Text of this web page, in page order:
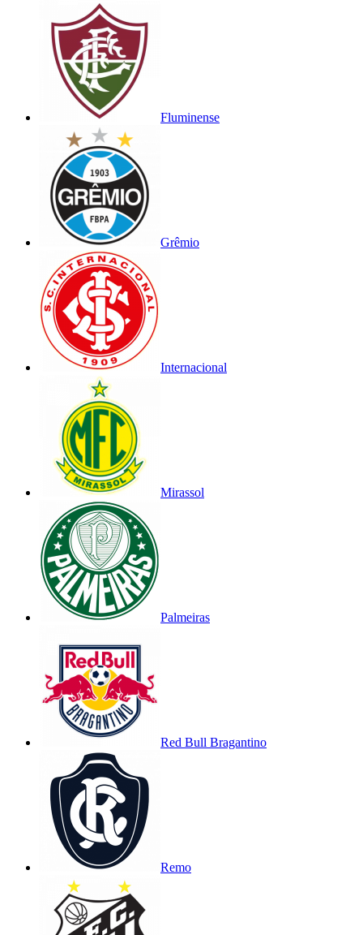
Fluminense
Grêmio
Internacional
Mirassol
Palmeiras
Red Bull Bragantino
Remo